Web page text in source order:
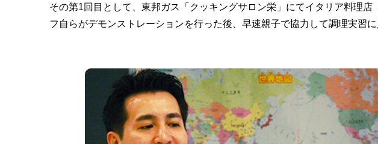
その第1回目として、東邦ガス「クッキングサロン栄」にてイタリア料理
フ自らがデモンストレーションを行った後、早速親子で協力して調理実習に